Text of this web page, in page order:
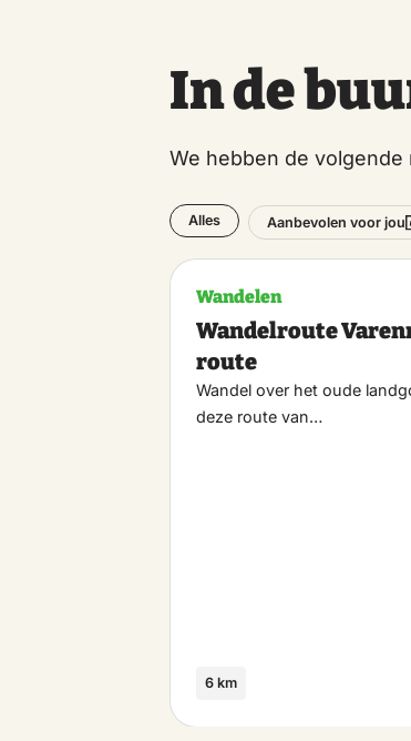
In de
We hebben de
Alles Aanbevolen voor jou
Wandelen
Wandelroute
route
Wandel over het oude
deze route van…
6 km